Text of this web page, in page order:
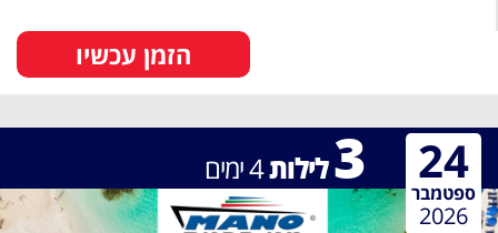
הזמן עכשיו
3לילות4ימים 24
ספטמבר
2026